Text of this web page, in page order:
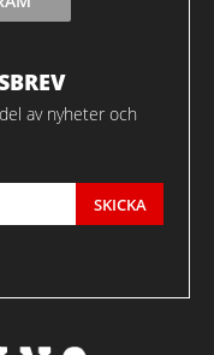
av nyheter och
SKICKA